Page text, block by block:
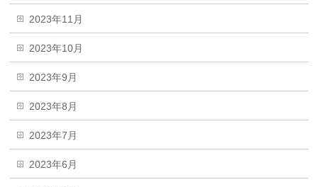
2023年11月
2023年10月
2023年9月
2023年8月
2023年7月
2023年6月